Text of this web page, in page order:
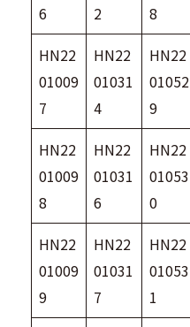
6
2
8
HN22
01009
7
HN22
01031
4
HN22
01052
9
HN22
01009
8
HN22
01031
6
HN22
01053
0
HN22
01009
9
HN22
01031
7
HN22
01053
1